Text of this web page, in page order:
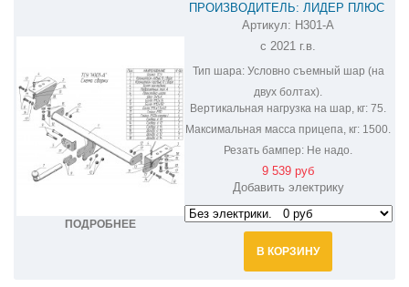
ПОДРОБНЕЕ
ПРОИЗВОДИТЕЛЬ: ЛИДЕР ПЛЮС
ФАРКОП НА HAVAL JOLION H301-A
Артикул: H301-A
с 2021 г.в.
Тип шара:Условно съемный шар (на
двух болтах).
Вертикальная нагрузка на шар, кг: 75.
Максимальная масса прицепа, кг: 1500.
Резать бампер: Не надо.
9 539 руб
Добавить электрику
В КОРЗИНУ